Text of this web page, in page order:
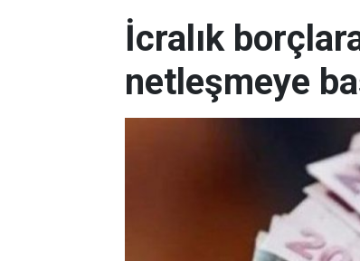
İcralık
netleşmeye